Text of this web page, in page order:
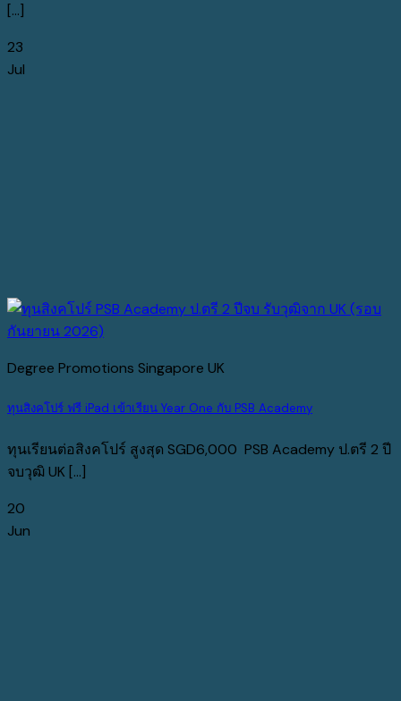
[...]
23
Jul
Degree Promotions Singapore UK
ทุนสิงคโปร์ ฟรี iPad เข้าเรียน Year One กับ PSB Academy
ทุนเรียนต่อสิงคโปร์ สูงสุด SGD6,000 PSB Academy ป.ตรี 2 ปี
จบวุฒิ UK [...]
20
Jun